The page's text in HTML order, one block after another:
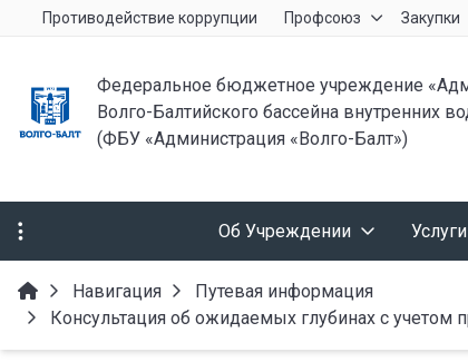
Противодействие коррупции Профсоюз Закупки
Федеральное бюджетное учреждение
Волго-Балтийского бассейна внутренних
(ФБУ «Администрация «Волго-Балт»)
Об Учреждении Услуги
Навигация
Путевая информация
Консультация об ожидаемых глубинах с учетом